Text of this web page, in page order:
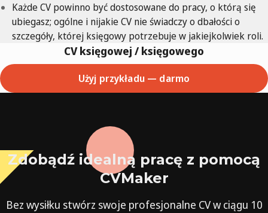
Każde CV powinno być dostosowane do pracy, o którą się
ubiegasz; ogólne i nijakie CV nie świadczy o dbałości o
szczegóły, której księgowy potrzebuje w jakiejkolwiek roli.
CV księgowej / księgowego
Użyj przykładu — darmo
Zdobądź idealną pracę z pomocą
CVMaker
Bez wysiłku stwórz swoje profesjonalne CV w ciągu 10